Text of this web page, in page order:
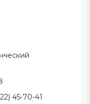
45-70-41